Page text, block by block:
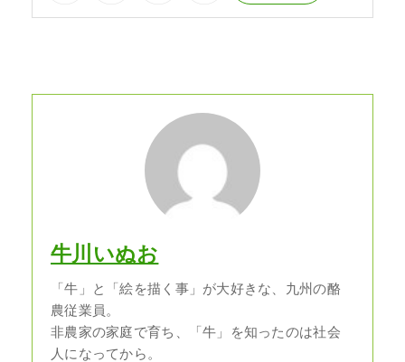
牛川いぬお
「牛」と「絵を描く事」が大好きな、九州の酪
農従業員。
非農家の家庭で育ち、「牛」を知ったのは社会
人になってから。